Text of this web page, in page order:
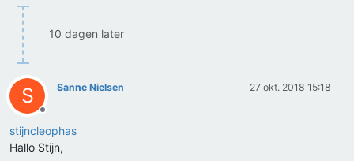
10 dagen later
S
Offline
Sanne Nielsen 27 okt. 2018 15:18
stijncleophas
Hallo Stijn,